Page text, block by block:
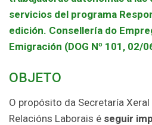
servicios del programa
edición. Consellería do
Emigración (DOG Nº 101, 02/
OBJETO
O propósito da Secretaría
Relacións Laborais é seguir